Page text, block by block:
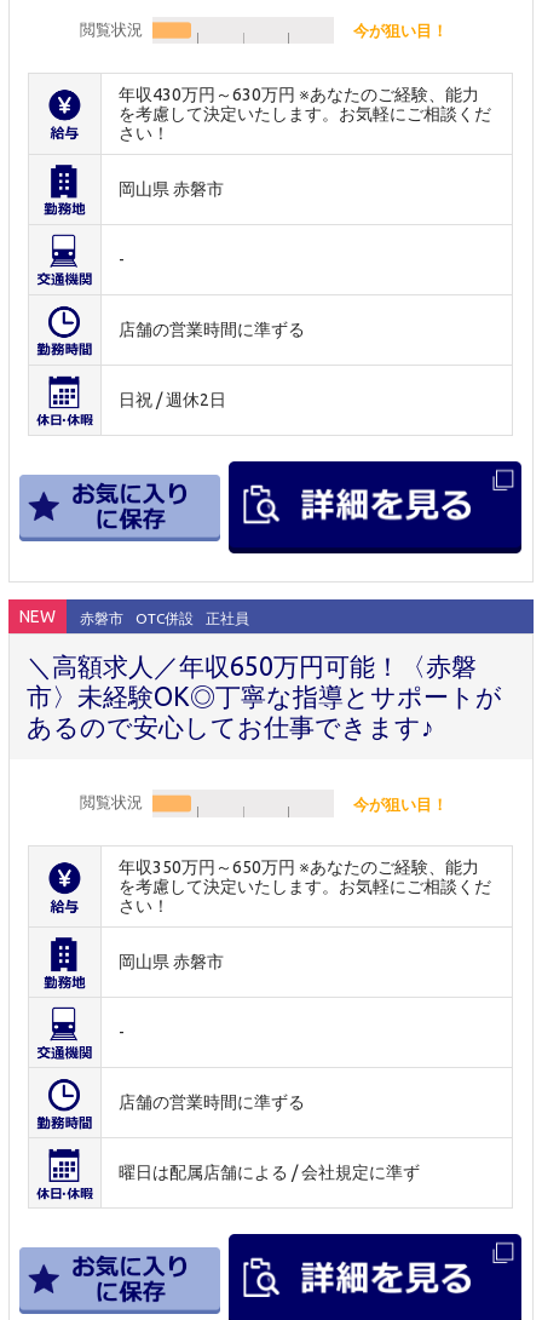
閲覧状況 今が狙い目！
年収430万円～630万円 ※あなたのご経験、能力
を考慮して決定いたします。お気軽にご相談くだ
さい！
岡山県 赤磐市
-
店舗の営業時間に準ずる
日祝 / 週休2日
NEW 赤磐市 OTC併設 正社員
＼高額求人／年収650万円可能！〈赤磐
市〉未経験OK◎丁寧な指導とサポートが
あるので安心してお仕事できます♪
閲覧状況 今が狙い目！
年収350万円～650万円 ※あなたのご経験、能力
を考慮して決定いたします。お気軽にご相談くだ
さい！
岡山県 赤磐市
-
店舗の営業時間に準ずる
曜日は配属店舗による / 会社規定に準ず